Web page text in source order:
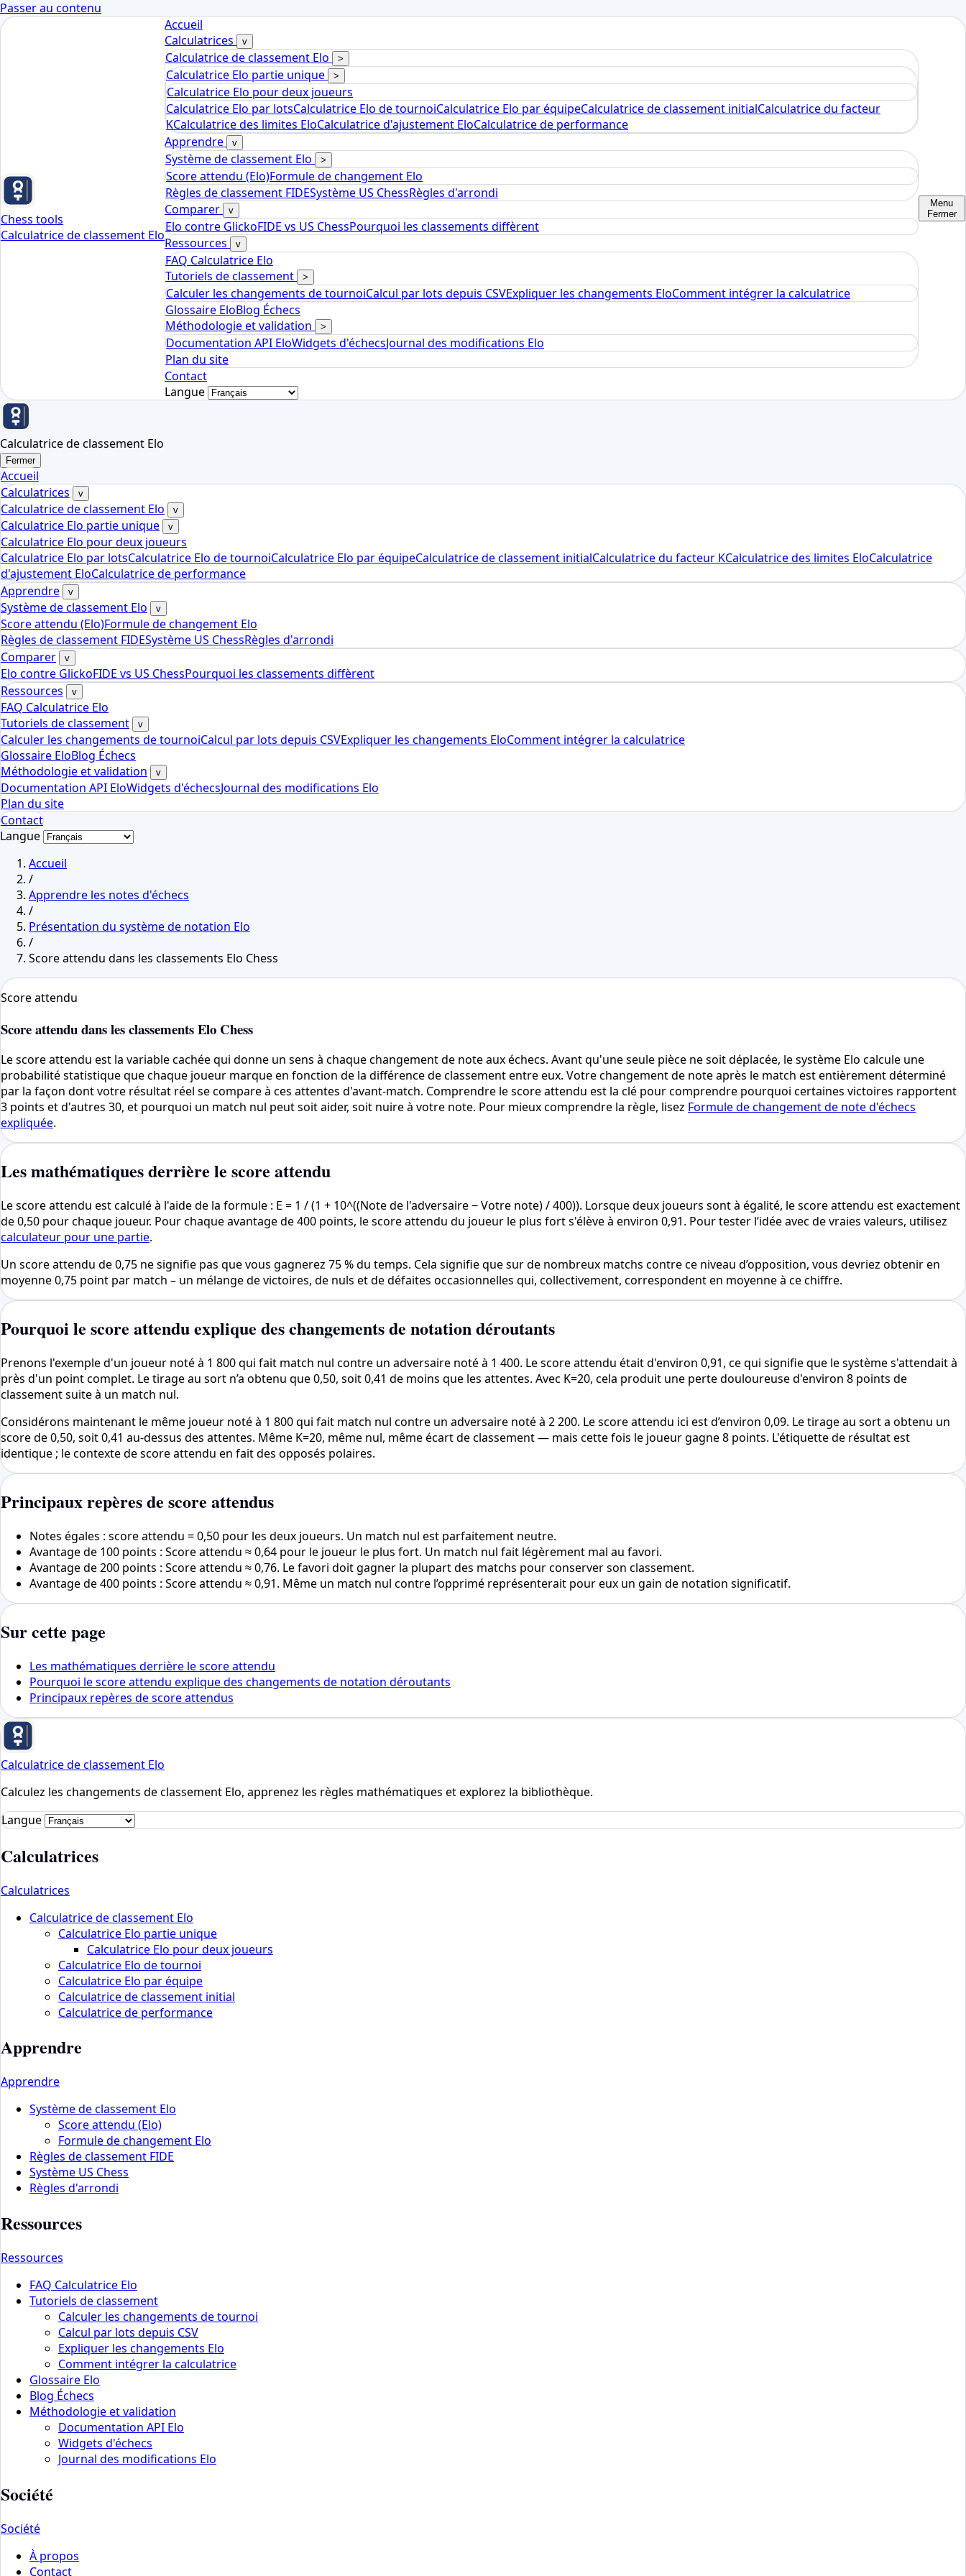
Passer au contenu
Chess tools
Calculatrice de classement Elo
Accueil
Calculatrices
v
Calculatrice de classement Elo >
Calculatrice Elo partie unique >
Calculatrice Elo pour deux joueurs
Calculatrice Elo par lotsCalculatrice Elo de tournoiCalculatrice Elo par équipeCalculatrice de classement initialCalculatrice du facteur
KCalculatrice des limites EloCalculatrice d'ajustement EloCalculatrice de performance
Apprendre
v
Système de classement Elo >
Score attendu (Elo)Formule de changement Elo
Règles de classement FIDESystème US ChessRègles d'arrondi
Comparer
v
Elo contre GlickoFIDE vs US ChessPourquoi les classements diffèrent
Ressources
v
FAQ Calculatrice Elo
Tutoriels de classement
>
Calculer les changements de tournoiCalcul par lots depuis CSVExpliquer les changements EloComment intégrer la calculatrice
Glossaire EloBlog Échecs
Méthodologie et validation
>
Documentation API EloWidgets d'échecsJournal des modifications Elo
Plan du site
Contact
Langue
Menu
Fermer
Calculatrice de classement Elo
Fermer
Accueil
Calculatrices
v
Calculatrice de classement Elo v
Calculatrice Elo partie unique v
Calculatrice Elo pour deux joueurs
Calculatrice Elo par lotsCalculatrice Elo de tournoiCalculatrice Elo par équipeCalculatrice de classement initialCalculatrice du facteur KCalculatrice des limites EloCalculatrice
d'ajustement EloCalculatrice de performance
Apprendre
v
Système de classement Elo v
Score attendu (Elo)Formule de changement Elo
Règles de classement FIDESystème US ChessRègles d'arrondi
Comparer
v
Elo contre GlickoFIDE vs US ChessPourquoi les classements diffèrent
Ressources
v
FAQ Calculatrice Elo
Tutoriels de classement
v
Calculer les changements de tournoiCalcul par lots depuis CSVExpliquer les changements EloComment intégrer la calculatrice
Glossaire EloBlog Échecs
Méthodologie et validation
v
Documentation API EloWidgets d'échecsJournal des modifications Elo
Plan du site
Contact
Langue
Accueil
/
Apprendre les notes d'échecs
/
Présentation du système de notation Elo
/
Score attendu dans les classements Elo Chess
Score attendu
Score attendu dans les classements Elo Chess
Le score attendu est la variable cachée qui donne un sens à chaque changement de note aux échecs. Avant qu'une seule pièce ne soit déplacée, le système Elo calcule une
probabilité statistique que chaque joueur marque en fonction de la différence de classement entre eux. Votre changement de note après le match est entièrement déterminé
par la façon dont votre résultat réel se compare à ces attentes d'avant-match. Comprendre le score attendu est la clé pour comprendre pourquoi certaines victoires rapportent
3 points et d'autres 30, et pourquoi un match nul peut soit aider, soit nuire à votre note. Pour mieux comprendre la règle, lisez Formule de changement de note d'échecs
expliquée.
Les mathématiques derrière le score attendu
Le score attendu est calculé à l'aide de la formule : E = 1 / (1 + 10^((Note de l'adversaire − Votre note) / 400)). Lorsque deux joueurs sont à égalité, le score attendu est exactement
de 0,50 pour chaque joueur. Pour chaque avantage de 400 points, le score attendu du joueur le plus fort s'élève à environ 0,91. Pour tester l’idée avec de vraies valeurs, utilisez
calculateur pour une partie.
Un score attendu de 0,75 ne signifie pas que vous gagnerez 75 % du temps. Cela signifie que sur de nombreux matchs contre ce niveau d’opposition, vous devriez obtenir en
moyenne 0,75 point par match – un mélange de victoires, de nuls et de défaites occasionnelles qui, collectivement, correspondent en moyenne à ce chiffre.
Pourquoi le score attendu explique des changements de notation déroutants
Prenons l'exemple d'un joueur noté à 1 800 qui fait match nul contre un adversaire noté à 1 400. Le score attendu était d'environ 0,91, ce qui signifie que le système s'attendait à
près d'un point complet. Le tirage au sort n’a obtenu que 0,50, soit 0,41 de moins que les attentes. Avec K=20, cela produit une perte douloureuse d'environ 8 points de
classement suite à un match nul.
Considérons maintenant le même joueur noté à 1 800 qui fait match nul contre un adversaire noté à 2 200. Le score attendu ici est d’environ 0,09. Le tirage au sort a obtenu un
score de 0,50, soit 0,41 au-dessus des attentes. Même K=20, même nul, même écart de classement — mais cette fois le joueur gagne 8 points. L'étiquette de résultat est
identique ; le contexte de score attendu en fait des opposés polaires.
Principaux repères de score attendus
Notes égales : score attendu = 0,50 pour les deux joueurs. Un match nul est parfaitement neutre.
Avantage de 100 points : Score attendu ≈ 0,64 pour le joueur le plus fort. Un match nul fait légèrement mal au favori.
Avantage de 200 points : Score attendu ≈ 0,76. Le favori doit gagner la plupart des matchs pour conserver son classement.
Avantage de 400 points : Score attendu ≈ 0,91. Même un match nul contre l’opprimé représenterait pour eux un gain de notation significatif.
Sur cette page
Les mathématiques derrière le score attendu
Pourquoi le score attendu explique des changements de notation déroutants
Principaux repères de score attendus
Calculatrice de classement Elo
Calculez les changements de classement Elo, apprenez les règles mathématiques et explorez la bibliothèque.
Langue
Calculatrices
Calculatrices
Calculatrice de classement Elo
Calculatrice Elo partie unique
Calculatrice Elo pour deux joueurs
Calculatrice Elo de tournoi
Calculatrice Elo par équipe
Calculatrice de classement initial
Calculatrice de performance
Apprendre
Apprendre
Système de classement Elo
Score attendu (Elo)
Formule de changement Elo
Règles de classement FIDE
Système US Chess
Règles d'arrondi
Ressources
Ressources
FAQ Calculatrice Elo
Tutoriels de classement
Calculer les changements de tournoi
Calcul par lots depuis CSV
Expliquer les changements Elo
Comment intégrer la calculatrice
Glossaire Elo
Blog Échecs
Méthodologie et validation
Documentation API Elo
Widgets d'échecs
Journal des modifications Elo
Société
Société
À propos
Contact